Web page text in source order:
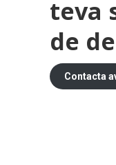
teva
de
Contacta